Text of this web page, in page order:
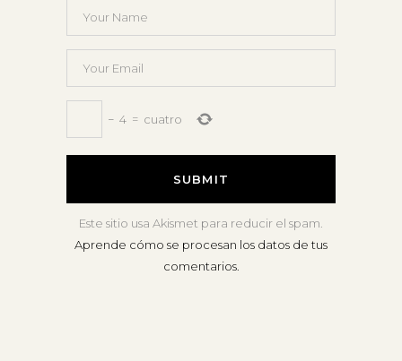
− 4 = cuatro
Este sitio usa Akismet para reducir el spam.
Aprende cómo se procesan los datos de tus
comentarios.